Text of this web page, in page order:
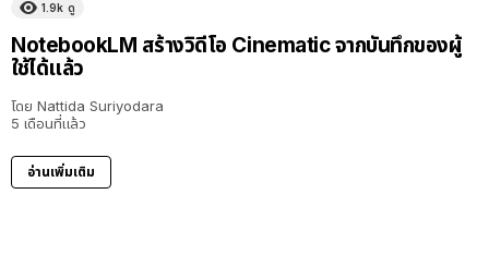
1.9k ดู
NotebookLM สร้างวิดีโอ Cinematic จากบันทึกของผู้
ใช้ได้แล้ว
โดย Nattida Suriyodara
5 เดือนที่แล้ว
อ่านเพิ่มเติม